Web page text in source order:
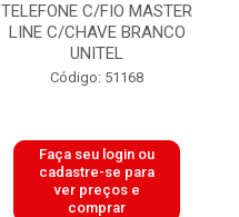
TELEFONE C/FIO MASTER
LINE C/CHAVE BRANCO
UNITEL
Código: 51168
Faça seu login ou
cadastre-se para
ver preços e
comprar